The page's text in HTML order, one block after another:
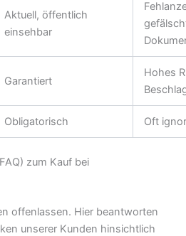
Aktuell, öffentlich
einsehbar
Garantiert
Hohes
Obligatorisch Oft
zum Kauf bei
offenlassen. Hier beantworten
unserer Kunden hinsichtlich